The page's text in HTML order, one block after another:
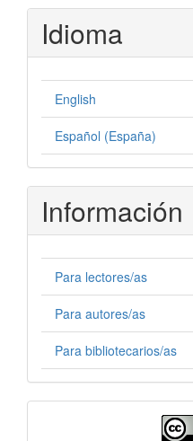
Idioma
English
Español (España)
Información
Para lectores/as
Para autores/as
Para bibliotecarios/as